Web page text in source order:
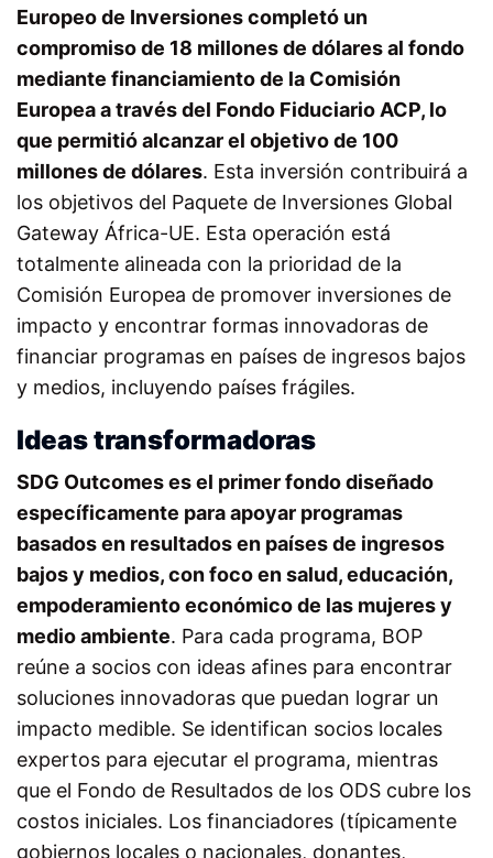
Europeo de Inversiones completó un
compromiso de 18 millones de dólares al fondo
mediante financiamiento de la Comisión
Europea a través del Fondo Fiduciario ACP, lo
que permitió alcanzar el objetivo de 100
millones de dólares. Esta inversión contribuirá a
los objetivos del Paquete de Inversiones Global
Gateway África-UE. Esta operación está
totalmente alineada con la prioridad de la
Comisión Europea de promover inversiones de
impacto y encontrar formas innovadoras de
financiar programas en países de ingresos bajos
y medios, incluyendo países frágiles.
Ideas transformadoras
SDG Outcomes es el primer fondo diseñado
específicamente para apoyar programas
basados en resultados en países de ingresos
bajos y medios, con foco en salud, educación,
empoderamiento económico de las mujeres y
medio ambiente. Para cada programa, BOP
reúne a socios con ideas afines para encontrar
soluciones innovadoras que puedan lograr un
impacto medible. Se identifican socios locales
expertos para ejecutar el programa, mientras
que el Fondo de Resultados de los ODS cubre los
costos iniciales. Los financiadores (típicamente
gobiernos locales o nacionales, donantes,